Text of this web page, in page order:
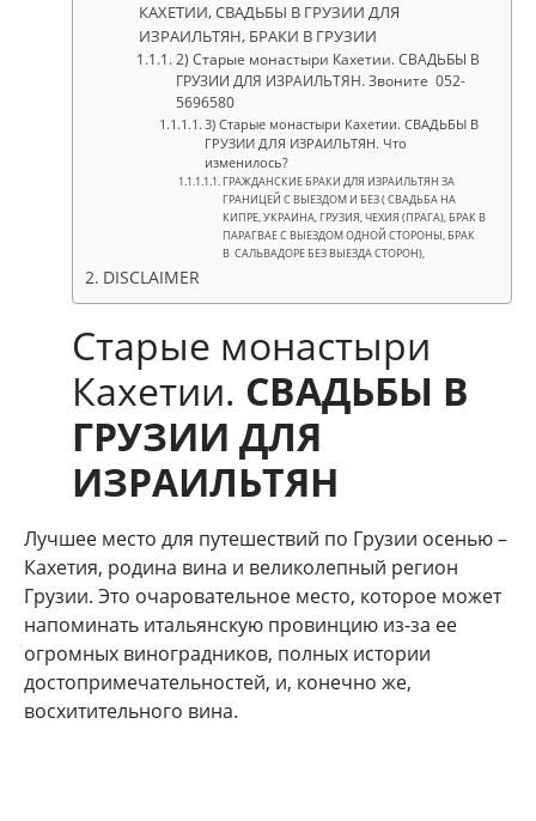
КАХЕТИИ, СВАДЬБЫ В ГРУЗИИ ДЛЯ
ИЗРАИЛЬТЯН, БРАКИ В ГРУЗИИ
2) Старые монастыри Кахетии. СВАДЬБЫ В
ГРУЗИИ ДЛЯ ИЗРАИЛЬТЯН. Звоните 052-
5696580
3) Старые монастыри Кахетии. СВАДЬБЫ В
ГРУЗИИ ДЛЯ ИЗРАИЛЬТЯН. Что
изменилось?
ГРАЖДАНСКИЕ БРАКИ ДЛЯ ИЗРАИЛЬТЯН ЗА
ГРАНИЦЕЙ С ВЫЕЗДОМ И БЕЗ ( СВАДЬБА НА
КИПРЕ, УКРАИНА, ГРУЗИЯ, ЧЕХИЯ (ПРАГА), БРАК В
ПАРАГВАЕ С ВЫЕЗДОМ ОДНОЙ СТОРОНЫ, БРАК
В САЛЬВАДОРЕ БЕЗ ВЫЕЗДА СТОРОН),
DISCLAIMER
Старые монастыри
Кахетии. СВАДЬБЫ В
ГРУЗИИ ДЛЯ
ИЗРАИЛЬТЯН
Лучшее место для путешествий по Грузии осенью –
Кахетия, родина вина и великолепный регион
Грузии. Это очаровательное место, которое может
напоминать итальянскую провинцию из-за ее
огромных виноградников, полных истории
достопримечательностей, и, конечно же,
восхитительного вина.